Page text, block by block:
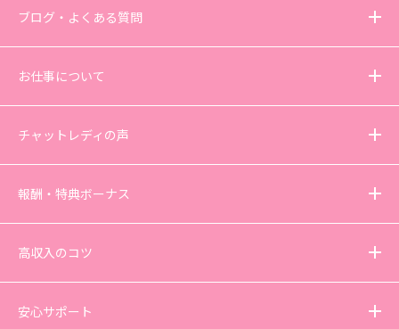
ブログ・よくある質問
お仕事について
チャットレディの声
報酬・特典ボーナス
高収入のコツ
安心サポート